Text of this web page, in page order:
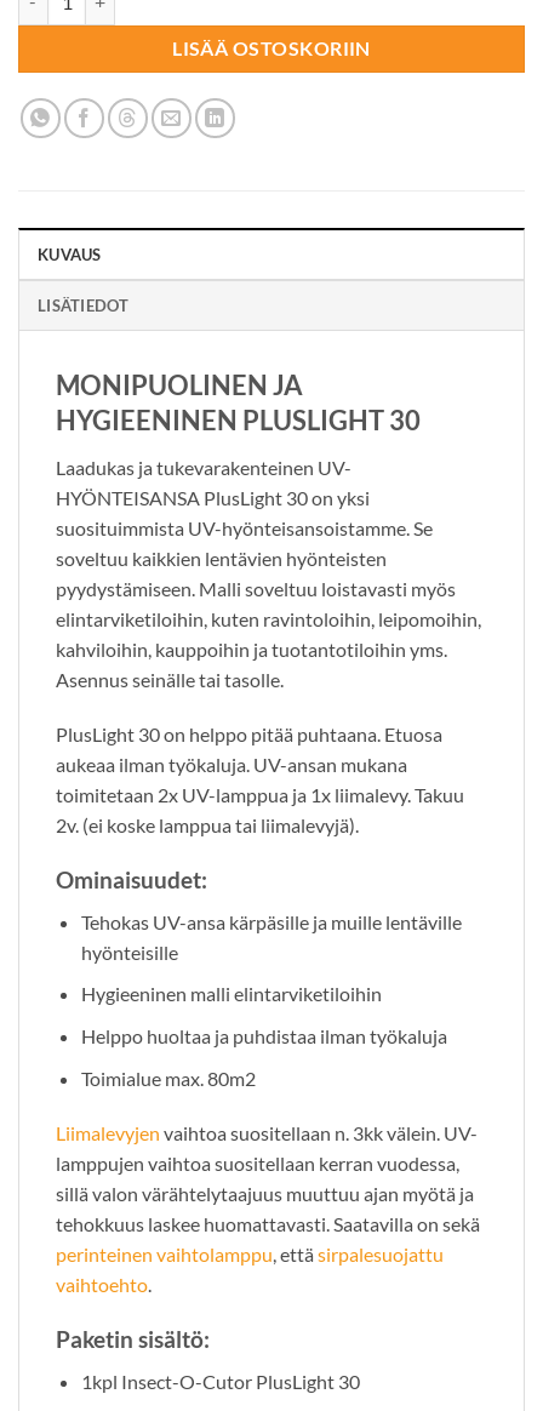
LISÄÄ OSTOSKORIIN
KUVAUS
LISÄTIEDOT
MONIPUOLINEN JA
HYGIEENINEN PLUSLIGHT 30
Laadukas ja tukevarakenteinen UV-
HYÖNTEISANSA PlusLight 30 on yksi
suosituimmista UV-hyönteisansoistamme. Se
soveltuu kaikkien lentävien hyönteisten
pyydystämiseen. Malli soveltuu loistavasti myös
elintarviketiloihin, kuten ravintoloihin, leipomoihin,
kahviloihin, kauppoihin ja tuotantotiloihin yms.
Asennus seinälle tai tasolle.
PlusLight 30 on helppo pitää puhtaana. Etuosa
aukeaa ilman työkaluja. UV-ansan mukana
toimitetaan 2x UV-lamppua ja 1x liimalevy. Takuu
2v. (ei koske lamppua tai liimalevyjä).
Ominaisuudet:
Tehokas UV-ansa kärpäsille ja muille lentäville
hyönteisille
Hygieeninen malli elintarviketiloihin
Helppo huoltaa ja puhdistaa ilman työkaluja
Toimialue max. 80m2
Liimalevyjen vaihtoa suositellaan n. 3kk välein. UV-
lamppujen vaihtoa suositellaan kerran vuodessa,
sillä valon värähtelytaajuus muuttuu ajan myötä ja
tehokkuus laskee huomattavasti. Saatavilla on sekä
perinteinen vaihtolamppu, että sirpalesuojattu
vaihtoehto.
Paketin sisältö:
1kpl Insect-O-Cutor PlusLight 30